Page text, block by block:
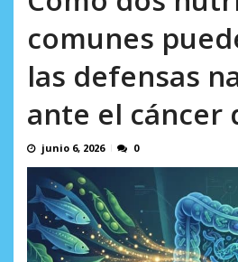
comunes
las defensas
ante el cáncer
junio 6, 2026 0